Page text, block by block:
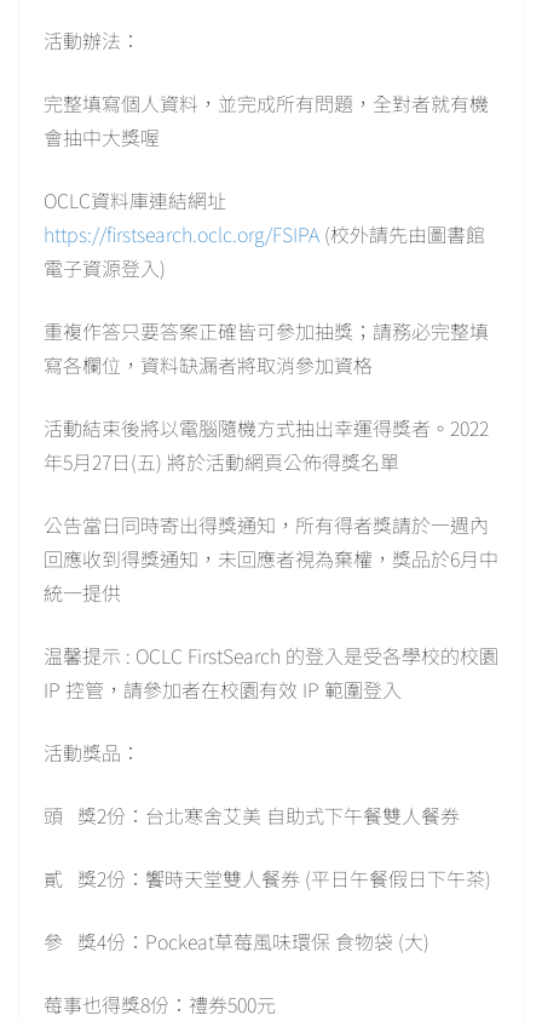
活動辦法：
完整填寫個人資料，並完成所有問題，全對者就有機
會抽中大獎喔
OCLC資料庫連結網址
https://firstsearch.oclc.org/FSIPA (校外請先由圖書館
電子資源登入)
重複作答只要答案正確皆可參加抽獎；請務必完整填
寫各欄位，資料缺漏者將取消參加資格
活動結束後將以電腦隨機方式抽出幸運得獎者。2022
年5月27日(五) 將於活動網頁公佈得獎名單
公告當日同時寄出得獎通知，所有得者獎請於一週內
回應收到得獎通知，未回應者視為棄權，獎品於6月中
統一提供
温馨提示 : OCLC FirstSearch 的登入是受各學校的校園
IP 控管，請參加者在校園有效 IP 範圍登入
活動獎品：
頭 獎2份：台北寒舍艾美 自助式下午餐雙人餐券
貳 獎2份：饗時天堂雙人餐券 (平日午餐假日下午茶)
參 獎4份：Pockeat草莓風味環保 食物袋 (大)
莓事也得獎8份：禮券500元